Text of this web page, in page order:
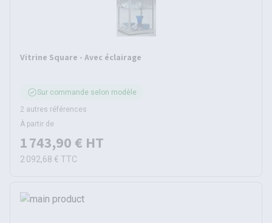
Vitrine Square - Avec éclairage
Sur commande selon modèle
2 autres références
À partir de
1 743,90 € HT
2 092,68 € TTC